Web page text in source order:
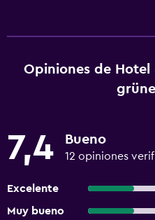
Opiniones de Hotel
7,4 Bueno
12 opiniones
Excelente
Muy bueno